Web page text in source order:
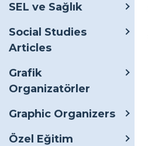
SEL ve Sağlık
Social Studies
Articles
Grafik
Organizatörler
Graphic Organizers
Özel Eğitim